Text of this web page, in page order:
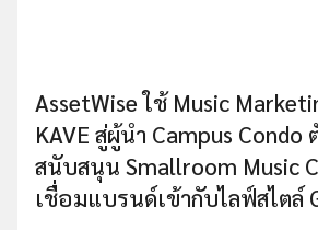
AssetWise ใช้ Music
KAVE สู่ผู้นำ Campus Condo
สนับสนุน Smallroom Music
เชื่อมแบรนด์เข้ากับไลฟ์สไตล์